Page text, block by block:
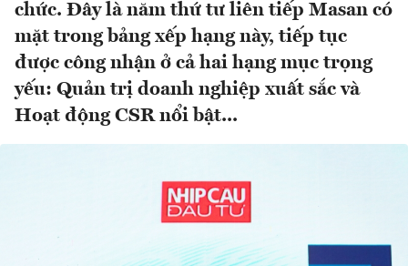
chức. Đây là năm thứ tư liên tiếp Masan có
mặt trong bảng xếp hạng này, tiếp tục
được công nhận ở cả hai hạng mục trọng
yếu: Quản trị doanh nghiệp xuất sắc và
Hoạt động CSR nổi bật...